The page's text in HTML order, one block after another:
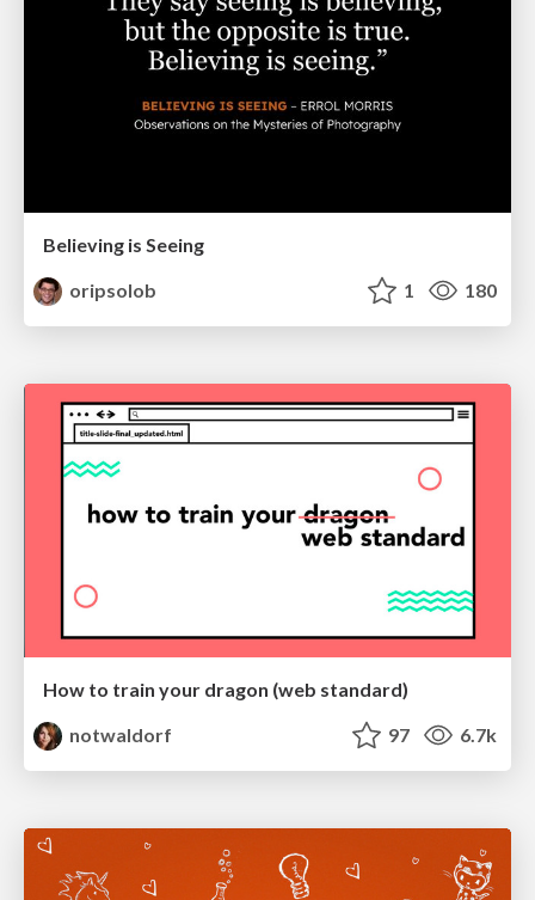
Believing is Seeing
oripsolob
1 180
How to train your dragon (web standard)
notwaldorf
97 6.7k